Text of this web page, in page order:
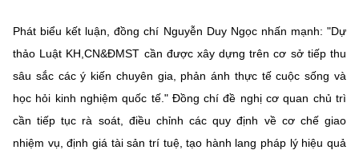
Phát biểu kết luận, đồng chí Nguyễn Duy Ngọc nhấn mạnh: "Dự
thảo Luật KH,CN&ĐMST cần được xây dựng trên cơ sở tiếp thu
sâu sắc các ý kiến chuyên gia, phản ánh thực tế cuộc sống và
học hỏi kinh nghiệm quốc tế." Đồng chí đề nghị cơ quan chủ trì
cần tiếp tục rà soát, điều chỉnh các quy định về cơ chế giao
nhiệm vụ, định giá tài sản trí tuệ, tạo hành lang pháp lý hiệu quả